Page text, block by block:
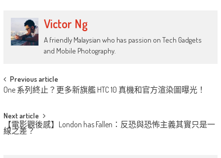
Victor Ng
A friendly Malaysian who has passion on Tech Gadgets
and Mobile Photography.
Post
navigation
Previous article
One 系列終止？更多新旗艦 HTC 10 真機和官方渲染圖曝光！
Next article
【電影觀後感】London has Fallen：反恐與恐怖主義其實只是一
線之差？